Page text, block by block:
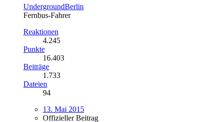
UndergroundBerlin
Fernbus-Fahrer
Reaktionen
4.245
Punkte
16.403
Beiträge
1.733
Dateien
94
13. Mai 2015
Offizieller Beitrag